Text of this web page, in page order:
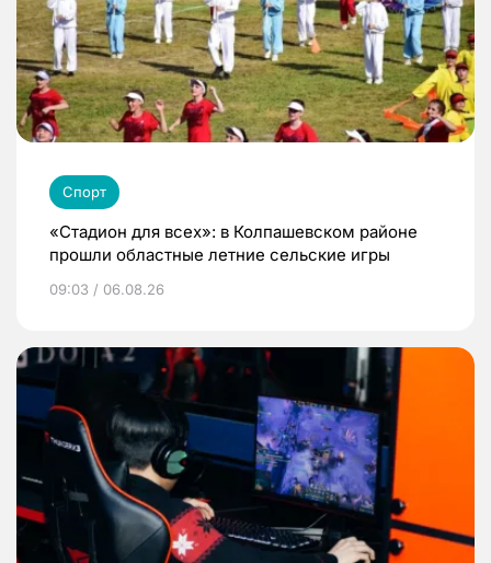
Спорт
«Стадион для всех»: в Колпашевском районе
прошли областные летние сельские игры
09:03 / 06.08.26